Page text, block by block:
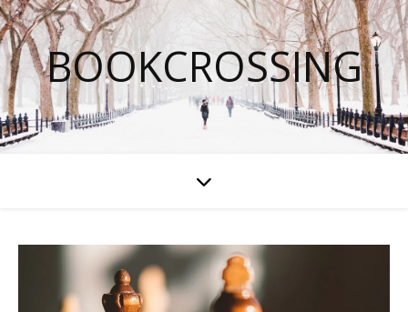
BOOKCROSSING